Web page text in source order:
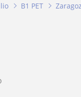
B1 PET